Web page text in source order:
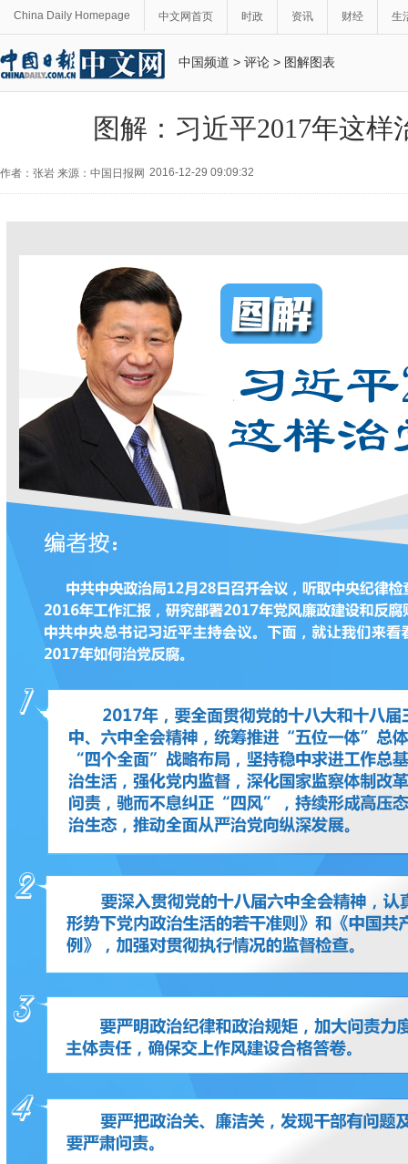
China Daily Homepage 中文网首页 时政 资讯 财经 生
中国频道 > 评论 > 图解图表
图解：习近平2017年这样
作者：张岩 来源：中国日报网 2016-12-29 09:09:32